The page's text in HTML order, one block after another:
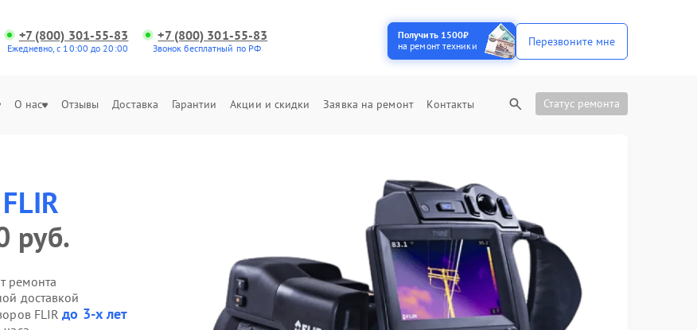
+7 (800) 301-55-83
Ежедневно, с 10:00 до 20:00
+7 (800) 301-55-83
Звонок бесплатный по РФ
Получить 1500₽
на ремонт техники
Перезвоните мне
О нас Отзывы Доставка Гарантии Акции и скидки Заявка на ремонт Контакты Статус ремонта
FLIR
руб.
ремонта
доставкой
FLIRдо 3-х лет